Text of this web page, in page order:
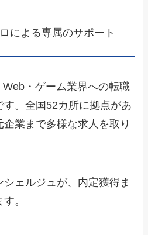
による専属のサポート
Web・ゲーム業界への転職
。全国52カ所に拠点があ
業まで多様な求人を取り
ェルジュが、内定獲得ま
。